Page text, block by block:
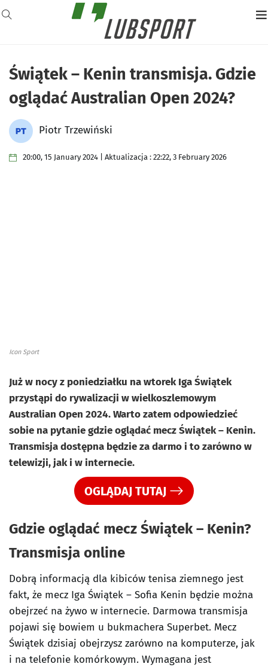
Świątek – Kenin transmisja. Gdzie
oglądać Australian Open 2024?
Piotr Trzewiński
20:00, 15 January 2024 | Aktualizacja : 22:22, 3 February 2026
Icon Sport
Już w nocy z poniedziałku na wtorek Iga Świątek
przystąpi do rywalizacji w wielkoszlemowym
Australian Open 2024. Warto zatem odpowiedzieć
sobie na pytanie gdzie oglądać mecz Świątek – Kenin.
Transmisja dostępna będzie za darmo i to zarówno w
telewizji, jak i w internecie.
OGLĄDAJ TUTAJ
Gdzie oglądać mecz Świątek – Kenin?
Transmisja online
Dobrą informacją dla kibiców tenisa ziemnego jest
fakt, że mecz Iga Świątek – Sofia Kenin będzie można
obejrzeć na żywo w internecie. Darmowa transmisja
pojawi się bowiem u bukmachera Superbet. Mecz
Świątek dzisiaj obejrzysz zarówno na komputerze, jak
i na telefonie komórkowym. Wymagana jest